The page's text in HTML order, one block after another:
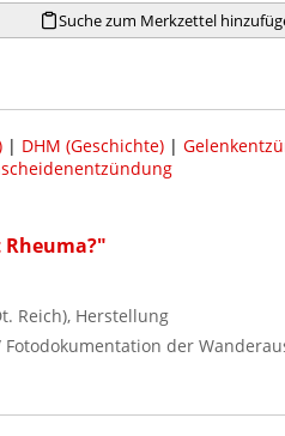
Suche zum Merkzettel
| DHM (Geschichte)|
Reich), Herstellung
der